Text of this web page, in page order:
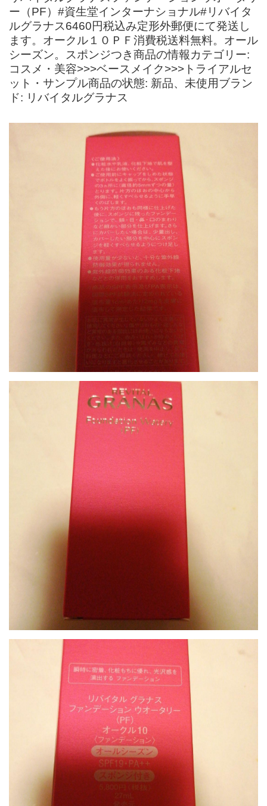
ー（PF）#資生堂インターナショナル#リバイタ
ルグラナス6460円税込み定形外郵便にて発送し
ます。オークル１０ＰＦ消費税送料無料。オール
シーズン。スポンジつき商品の情報カテゴリー:
コスメ・美容>>>ベースメイク>>>トライアルセ
ット・サンプル商品の状態: 新品、未使用ブラン
ド: リバイタルグラナス